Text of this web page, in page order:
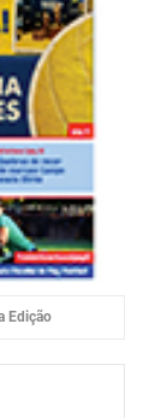
Edição